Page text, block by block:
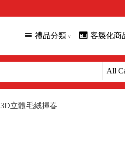
禮品分類 客製化商
3D立體毛絨揮春